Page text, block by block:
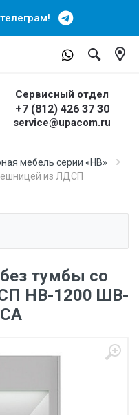
Сервисный отдел
+7 (812) 426 37 30
service@upacom.ru
мебель серии «НВ»
из ЛДСП
тумбы со
НВ-1200 ШВ-